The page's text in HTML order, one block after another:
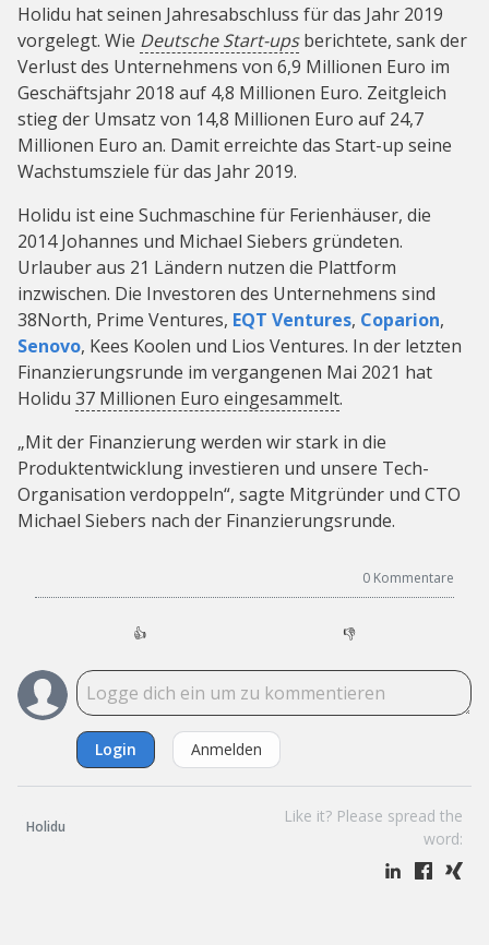
Holidu hat seinen Jahresabschluss für das Jahr 2019
vorgelegt. Wie Deutsche Start-upsberichtete, sank der
Verlust des Unternehmens von 6,9 Millionen Euro im
Geschäftsjahr 2018 auf 4,8 Millionen Euro. Zeitgleich
stieg der Umsatz von 14,8 Millionen Euro auf 24,7
Millionen Euro an. Damit erreichte das Start-up seine
Wachstumsziele für das Jahr 2019.
Holidu ist eine Suchmaschine für Ferienhäuser, die
2014 Johannes und Michael Siebers gründeten.
Urlauber aus 21 Ländern nutzen die Plattform
inzwischen. Die Investoren des Unternehmens sind
38North, Prime Ventures, EQT Ventures, Coparion,
Senovo, Kees Koolen und Lios Ventures. In der letzten
Finanzierungsrunde im vergangenen Mai 2021 hat
Holidu 37 Millionen Euro eingesammelt.
„Mit der Finanzierung werden wir stark in die
Produktentwicklung investieren und unsere Tech-
Organisation verdoppeln“, sagte Mitgründer und CTO
Michael Siebers nach der Finanzierungsrunde.
0 Kommentare
👍 👎
Login Anmelden
Holidu
Like it? Please spread the
word: